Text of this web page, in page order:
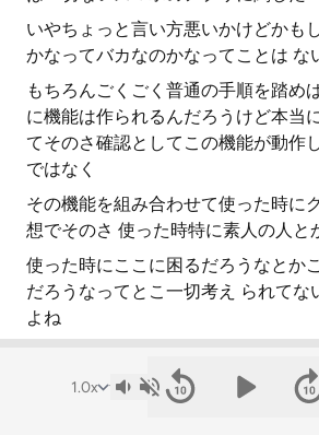
いやちょっと言い方悪いかけどかも
かなってバカなのかなってことは な
もちろんごくごく普通の手順を踏め
に機能は作られるんだろうけど本当
てそのさ確認としてこの機能が動作
ではなく
その機能を組み合わせて使った時に
想でそのさ 使った時特に素人の人と
使った時にここに困るだろうなとか
だろうなってとこ一切考え られてな
よね
スマホ動画編集アプリ